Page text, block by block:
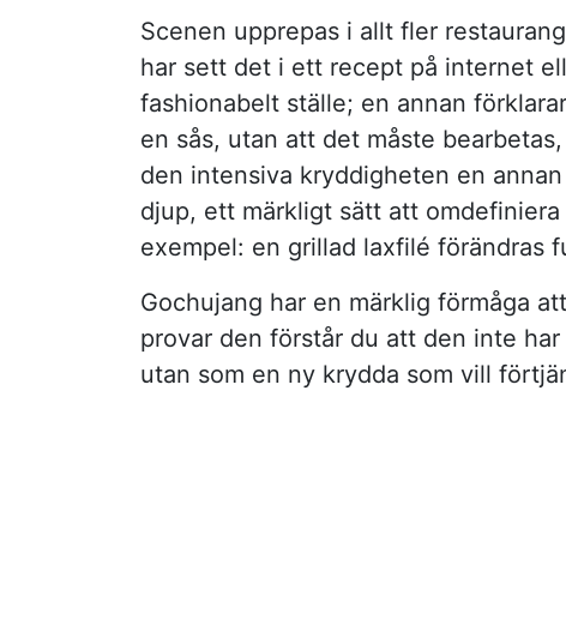
Scenen upprepas i allt fler
har sett det i ett recept på internet
fashionabelt ställe; en annan
en sås, utan att det måste
den intensiva kryddigheten en
djup, ett märkligt sätt att
exempel: en grillad laxfilé förändras
Gochujang har en märklig förmåga
provar den förstår du att den inte
utan som en ny krydda som vill